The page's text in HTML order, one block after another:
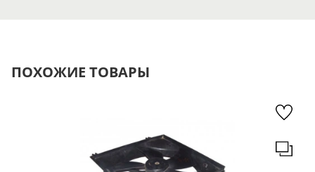
ПОХОЖИЕ ТОВАРЫ